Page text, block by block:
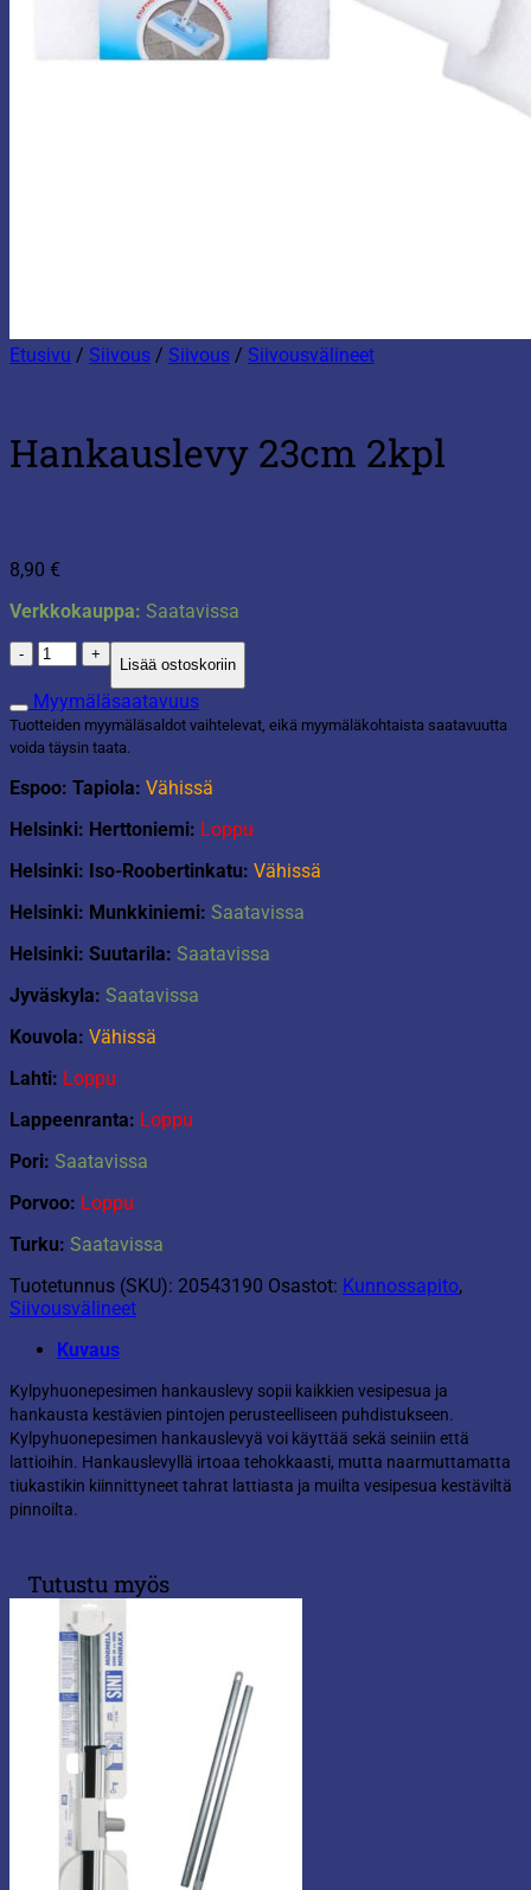
Etusivu / Siivous / Siivous / Siivousvälineet
Hankauslevy 23cm 2kpl
8,90 €
Verkkokauppa: Saatavissa
Hankauslevy
23cm
2kpl
määrä
Lisää ostoskoriin
Myymäläsaatavuus
Tuotteiden myymäläsaldot vaihtelevat, eikä myymäläkohtaista saatavuutta
voida täysin taata.
Espoo: Tapiola: Vähissä
Helsinki: Herttoniemi: Loppu
Helsinki: Iso-Roobertinkatu: Vähissä
Helsinki: Munkkiniemi: Saatavissa
Helsinki: Suutarila: Saatavissa
Jyväskyla: Saatavissa
Kouvola: Vähissä
Lahti: Loppu
Lappeenranta: Loppu
Pori: Saatavissa
Porvoo: Loppu
Turku: Saatavissa
Tuotetunnus (SKU): 20543190 Osastot: Kunnossapito,
Siivousvälineet
Kuvaus
Kylpyhuonepesimen hankauslevy sopii kaikkien vesipesua ja
hankausta kestävien pintojen perusteelliseen puhdistukseen.
Kylpyhuonepesimen hankauslevyä voi käyttää sekä seiniin että
lattioihin. Hankauslevyllä irtoaa tehokkaasti, mutta naarmuttamatta
tiukastikin kiinnittyneet tahrat lattiasta ja muilta vesipesua kestäviltä
pinnoilta.
Tutustu myös